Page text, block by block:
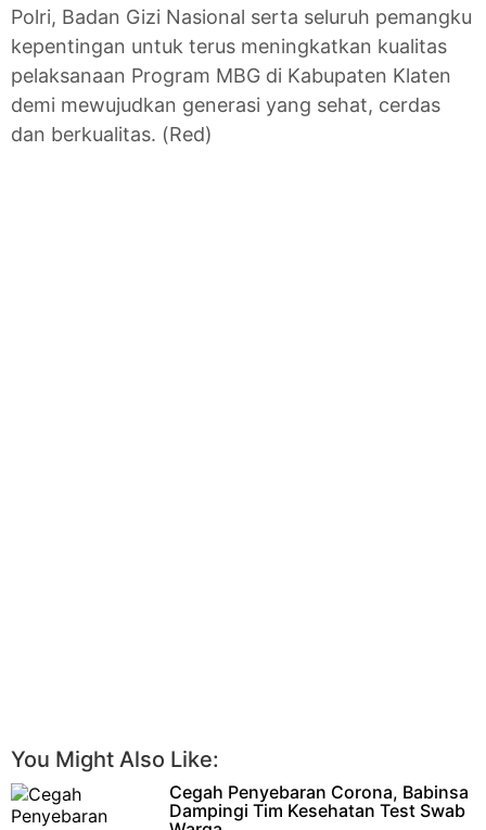
Polri, Badan Gizi Nasional serta seluruh pemangku
kepentingan untuk terus meningkatkan kualitas
pelaksanaan Program MBG di Kabupaten Klaten
demi mewujudkan generasi yang sehat, cerdas
dan berkualitas. (Red)
You Might Also Like:
Cegah Penyebaran Corona, Babinsa
Dampingi Tim Kesehatan Test Swab